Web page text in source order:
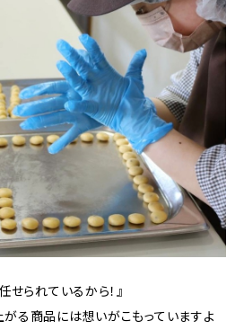
られているから！』
がる商品には想いがこもっていますよ